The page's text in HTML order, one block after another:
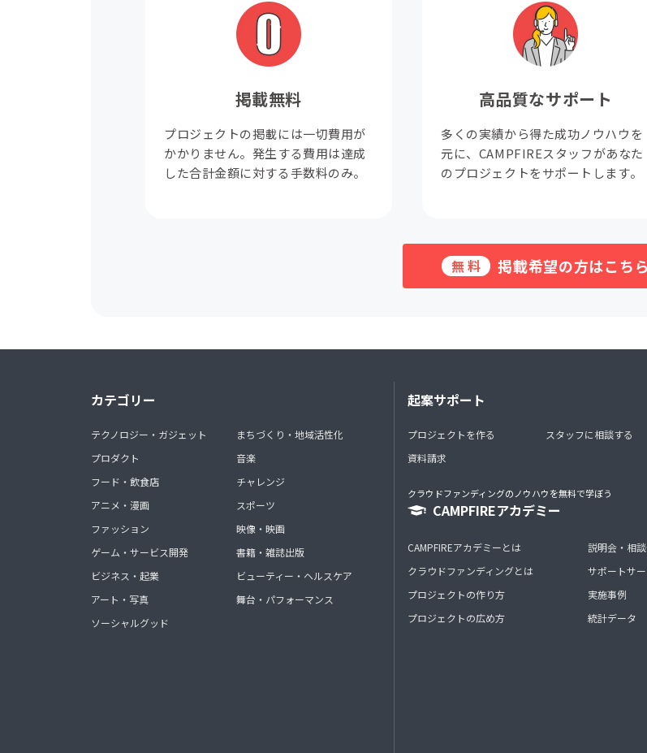
掲載無料
プロジェクトの掲載には一切費用が
かかりません。発生する費用は達成
した合計金額に対する手数料のみ。
高品質なサポート
多くの実績から得た成功ノウハウを
元に、CAMPFIREスタッフがあなた
のプロジェクトをサポートします。
無料 掲載希望の方はこちら
カテゴリー
テクノロジー・ガジェット
プロダクト
フード・飲食店
アニメ・漫画
ファッション
ゲーム・サービス開発
ビジネス・起業
アート・写真
ソーシャルグッド
まちづくり・地域活性化
音楽
チャレンジ
スポーツ
映像・映画
書籍・雑誌出版
ビューティー・ヘルスケア
舞台・パフォーマンス
起案サポート
プロジェクトを作る
資料請求
スタッフに相談する
クラウドファンディングのノウハウを無料で学ぼう
CAMPFIREアカデミー
CAMPFIREアカデミーとは
クラウドファンディングとは
プロジェクトの作り方
プロジェクトの広め方
説明会・相
サポートサ
実施事例
統計データ